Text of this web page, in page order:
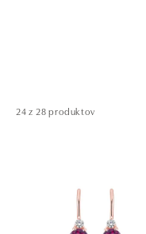
24 z 28 produktov